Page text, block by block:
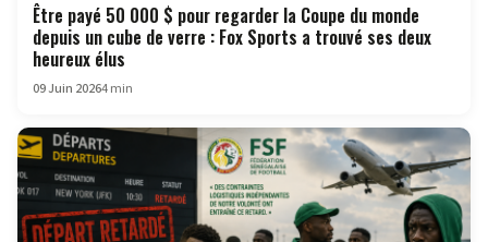
Être payé 50 000 $ pour regarder la Coupe du monde
depuis un cube de verre : Fox Sports a trouvé ses deux
heureux élus
09 Juin 20264 min